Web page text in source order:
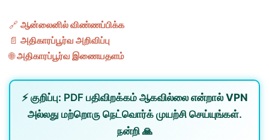
🔗 ஆன்லைனில் விண்ணப்பிக்க
📄 அதிகாரப்பூர்வ அறிவிப்பு
🌐அதிகாரப்பூர்வ இணையதளம்
⚡ குறிப்பு: PDF பதிவிறக்கம் ஆகவில்லை என்றால் VPN
அல்லது மற்றொரு நெட்வொர்க்முயற்சி செய்யுங்கள்.
நன்றி 🙏